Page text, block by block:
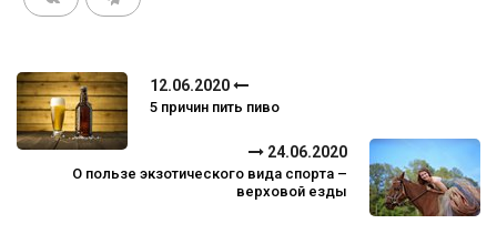
12.06.2020
5 причин пить пиво
24.06.2020
О пользе экзотического вида спорта –
верховой езды